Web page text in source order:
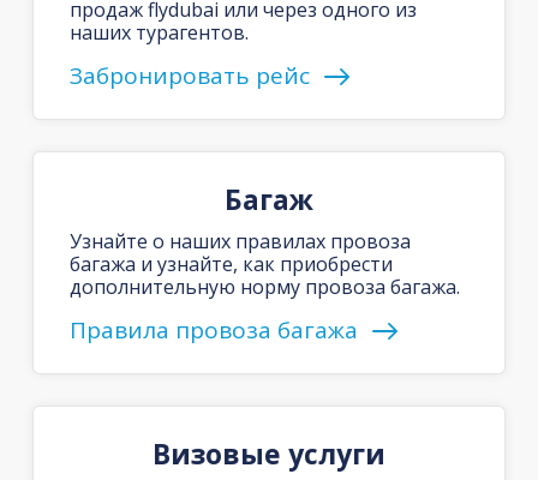
продаж flydubai или через одного из
наших турагентов.
Забронировать рейс
Багаж
Узнайте о наших правилах провоза
багажа и узнайте, как приобрести
дополнительную норму провоза багажа.
Правила провоза багажа
Визовые услуги